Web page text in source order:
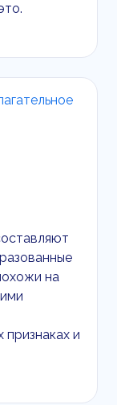
на
признаках и